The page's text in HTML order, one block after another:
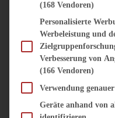
(168 Vendoren)
Personalisierte
Werbeleistung und
Verbesserung von
(166 Vendoren)
Verwendung
Geräte anhand von